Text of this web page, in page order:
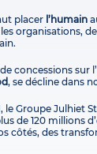
placer l’humain
organisations,
concessions sur
, se décline dans
Groupe Julhiet
de 120 millions
côtés, des